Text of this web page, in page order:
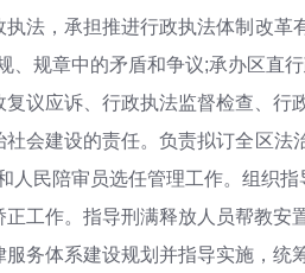
执法，承担推进行政执法体制改
、规章中的矛盾和争议;承办区直
议应诉、行政执法监督检查、行
社会建设的责任。负责拟订全区
人民陪审员选任管理工作。组织
工作。指导刑满释放人员帮教安
务体系建设规划并指导实施，统